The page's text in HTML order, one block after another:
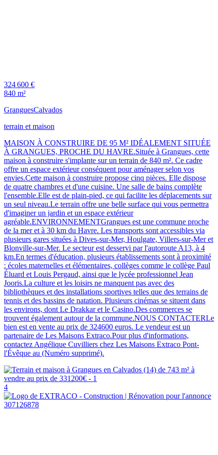
324 600 €
840 m²
GranguesCalvados
terrain et maison
MAISON À CONSTRUIRE DE 95 M² IDÉALEMENT SITUÉE
À GRANGUES, PROCHE DU HAVRE.Située à Grangues, cette
maison à construire s'implante sur un terrain de 840 m². Ce cadre
offre un espace extérieur conséquent pour aménager selon vos
envies.Cette maison à construire propose cinq pièces. Elle dispose
de quatre chambres et d'une cuisine. Une salle de bains complète
l'ensemble.Elle est de plain-pied, ce qui facilite les déplacements sur
un seul niveau.Le terrain offre une belle surface qui vous permettra
d'imaginer un jardin et un espace extérieur
agréable.ENVIRONNEMENTGrangues est une commune proche
de la mer et à 30 km du Havre. Les transports sont accessibles via
plusieurs gares situées à Dives-sur-Mer, Houlgate, Villers-sur-Mer et
Blonville-sur-Mer. Le secteur est desservi par l'autoroute A13, à 4
km.En termes d'éducation, plusieurs établissements sont à proximité
: écoles maternelles et élémentaires, collèges comme le collège Paul
Éluard et Louis Pergaud, ainsi que le lycée professionnel Jean
Jooris.La culture et les loisirs ne manquent pas avec des
bibliothèques et des installations sportives telles que des terrains de
tennis et des bassins de natation. Plusieurs cinémas se situent dans
les environs, dont Le Drakkar et le Casino.Des commerces se
trouvent également autour de la commune.NOUS CONTACTERLe
bien est en vente au prix de 324600 euros. Le vendeur est un
partenaire de Les Maisons Extraco.Pour plus d'informations,
contactez Angélique Cuvilliers chez Les Maisons Extraco Pont-
l'Évêque au (Numéro supprimé).
4